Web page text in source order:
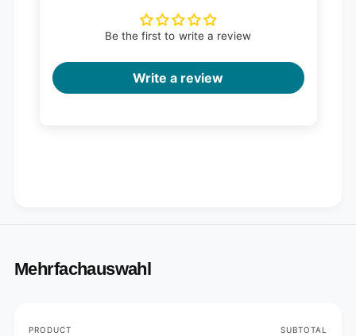
Be the first to write a review
Write a review
Mehrfachauswahl
Your
PRODUCT SUBTOTAL